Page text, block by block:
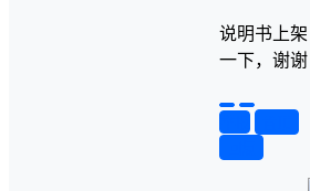
说明书上架
一下，谢谢